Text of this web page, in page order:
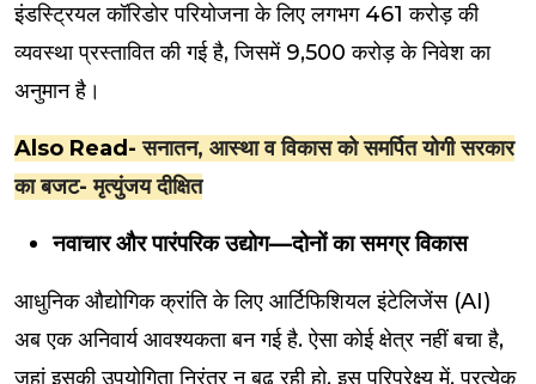
इंडस्ट्रियल कॉरिडोर परियोजना के लिए लगभग ₹461 करोड़ की
व्यवस्था प्रस्तावित की गई है, जिसमें ₹9,500 करोड़ के निवेश का
अनुमान है।
Also Read-सनातन, आस्था व विकास को समर्पित योगी सरकार
का बजट- मृत्युंजय दीक्षित
नवाचार और पारंपरिक उद्योग—दोनों का समग्र विकास
आधुनिक औद्योगिक क्रांति के लिए आर्टिफिशियल इंटेलिजेंस (AI)
अब एक अनिवार्य आवश्यकता बन गई है. ऐसा कोई क्षेत्र नहीं बचा है,
जहां इसकी उपयोगिता निरंतर न बढ़ रही हो. इस परिप्रेक्ष्य में, प्रत्येक